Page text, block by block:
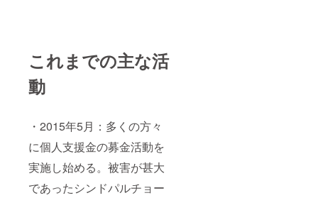
これまでの主な活
動
・2015年5月：多くの方々
に個人支援金の募金活動を
実施し始める。被害が甚大
であったシンドパルチョー